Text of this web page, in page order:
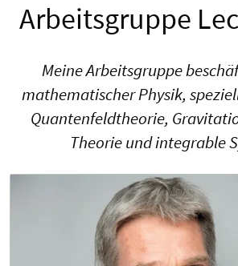
Arbeitsgruppe
Meine Arbeitsgruppe
mathematischer Physik,
Quantenfeldtheorie,
Theorie und integrable